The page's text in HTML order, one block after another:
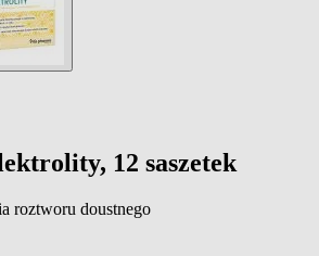
12 saszetek
roztworu doustnego